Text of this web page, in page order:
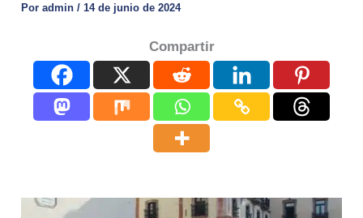
Poradmin/ 14 de junio de 2024
Compartir